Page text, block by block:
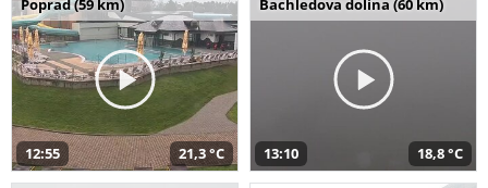
Poprad (59 km)
12:55 21,3 °C
Bachledova dolina (60 km)
13:10 18,8 °C